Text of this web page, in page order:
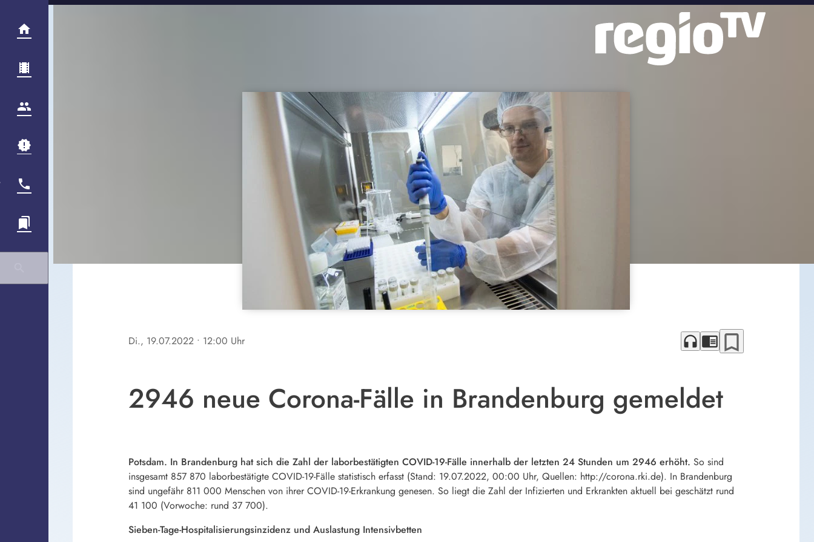
Di., 19.07.2022 • 12:00 Uhr headphones chrome_reader_mode bookmark_border
2946 neue Corona-Fälle in Brandenburg gemeldet
Potsdam. In Brandenburg hat sich die Zahl der laborbestätigten COVID-19-Fälle innerhalb der letzten 24 Stunden um 2946 erhöht. So sind
insgesamt 857 870 laborbestätigte COVID-19-Fälle statistisch erfasst (Stand: 19.07.2022, 00:00 Uhr, Quellen: http://corona.rki.de). In Brandenburg
sind ungefähr 811 000 Menschen von ihrer COVID-19-Erkrankung genesen. So liegt die Zahl der Infizierten und Erkrankten aktuell bei geschätzt rund
41 100 (Vorwoche: rund 37 700).
Sieben-Tage-Hospitalisierungsinzidenz und Auslastung Intensivbetten